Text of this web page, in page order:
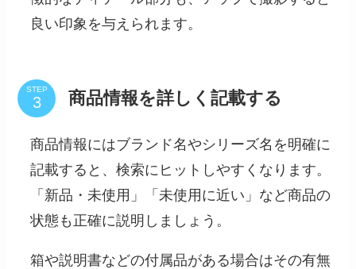
良い印象を与えられます。
STEP 商品情報を詳しく記載する
商品情報にはブランド名やシリーズ名を明確に
記載すると、検索にヒットしやすくなります。
「新品・未使用」「未使用に近い」など商品の
状態も正確に説明しましょう。
箱や説明書などの付属品がある場合はその有無